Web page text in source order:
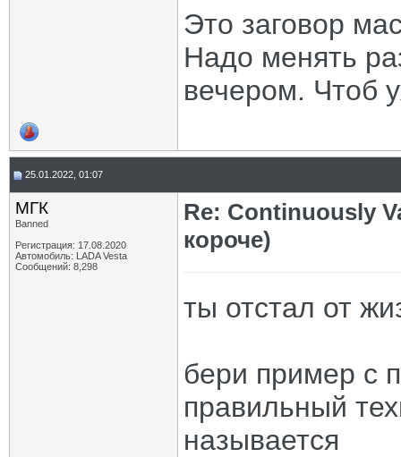
Это заговор
Надо менять
вечером. Чтоб
25.01.2022, 01:07
МГК
Banned
Регистрация: 17.08.2020
Автомобиль: LADA Vesta
Сообщений: 8,298
Re: Continuously
короче)
ты отстал от
бери пример с
правильный
называется